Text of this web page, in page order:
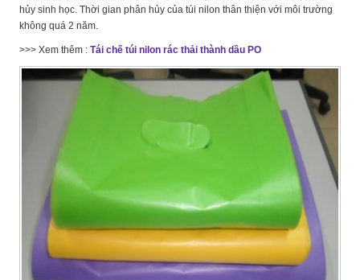
hủy sinh học. Thời gian phân hủy của túi nilon thân thiện với môi trường
không quá 2 năm.
>>> Xem thêm : Tái chế túi nilon rác thải thành dầu PO